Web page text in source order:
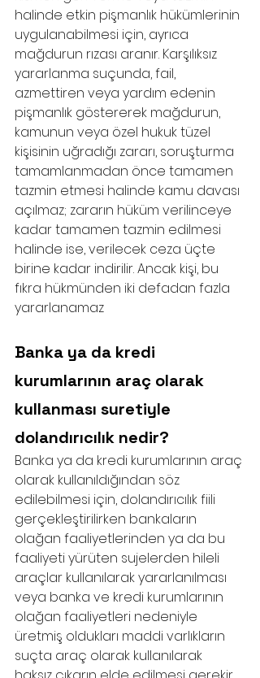
halinde etkin pişmanlık hükümlerinin
uygulanabilmesi için, ayrıca
mağdurun rızası aranır. Karşılıksız
yararlanma suçunda, fail,
azmettiren veya yardım edenin
pişmanlık göstererek mağdurun,
kamunun veya özel hukuk tüzel
kişisinin uğradığı zararı, soruşturma
tamamlanmadan önce tamamen
tazmin etmesi halinde kamu davası
açılmaz; zararın hüküm verilinceye
kadar tamamen tazmin edilmesi
halinde ise, verilecek ceza üçte
birine kadar indirilir. Ancak kişi, bu
fıkra hükmünden iki defadan fazla
yararlanamaz
Banka ya da kredi
kurumlarının araç olarak
kullanması suretiyle
dolandırıcılık nedir?
Banka ya da kredi kurumlarının araç
olarak kullanıldığından söz
edilebilmesi için, dolandırıcılık fiili
gerçekleştirilirken bankaların
olağan faaliyetlerinden ya da bu
faaliyeti yürüten sujelerden hileli
araçlar kullanılarak yararlanılması
veya banka ve kredi kurumlarının
olağan faaliyetleri nedeniyle
üretmiş oldukları maddi varlıkların
suçta araç olarak kullanılarak